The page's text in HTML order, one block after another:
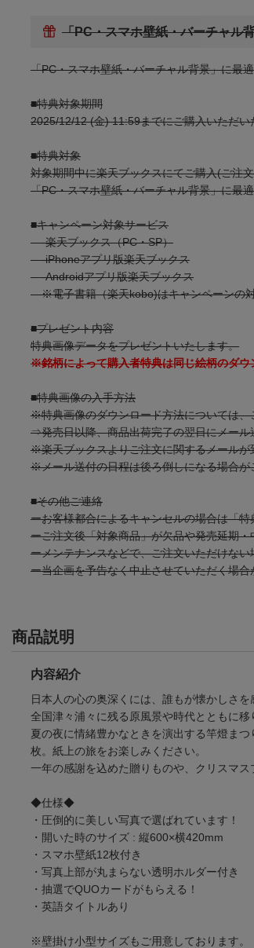
「PC・スマホ壁紙・バーチャル
「PC・スマホ壁紙・バーチャル背景」に最
■特典対象期間
2025/12/12 (金) 11:59までにご購入いただ
■特典対象
対象期間中に楽天ブックスにてご購入(ご注
「PC・スマホ壁紙・バーチャル背景」に最
■キャンペーン対象サービス
-楽天ブックス（PC・SP）
-iPhoneアプリ版楽天ブックス
-Androidアプリ版楽天ブックス
※電子書籍（楽天kobo)はキャンペーンの
■プレゼント内容
特典画像データをプレゼントいたします。
※銘柄によって購入者特典は同じ絵柄のダウ
■特典画像の入手方法
※特典画像のダウンロード方法については
⇒発売日以降、商品出荷完了の翌日にメール
※楽天ブックスよりご注文に関するメールが
※メール送付の日程は後ろ倒しになる場合が
■その他ご連絡
ーお客様都合によるキャンセルの場合は「特
ーご注文後「対象商品」が欠品や発売延期
ーメンテナンスなどで、ご注文いただけな
ー当企画を予告なく中止させていただく場合
商品説明
内容紹介
日本人の心の奥深くには、誰もが懐かしさ
全国津々浦々に残る原風景や時代とともに
夏の夜に情緒豊かなときを演出する竿燈ま
枚。紙上の旅をお楽しみください。
一年の感謝を込めた贈りものや、クリスマス
◆仕様◆
・圧倒的に美しい写真で選ばれています！
・開いた時のサイズ : 縦600×横420mm
・スマホ壁紙12枚付き
・写真上部が丸まらない透明ホルダー付き
・抽選でQUOカードがもらえる！
・英語タイトルあり
※壁掛け小型サイズもご用意しております。